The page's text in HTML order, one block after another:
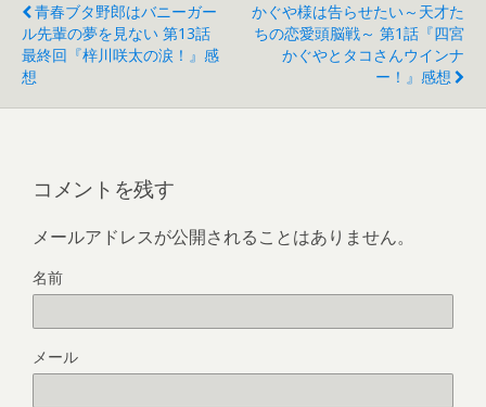
青春ブタ野郎はバニーガー
ル先輩の夢を見ない 第13話
最終回『梓川咲太の涙！』感
想
かぐや様は告らせたい～天才た
ちの恋愛頭脳戦～ 第1話『四宮
かぐやとタコさんウインナ
ー！』感想
コメントを残す
メールアドレスが公開されることはありません。
名前
メール